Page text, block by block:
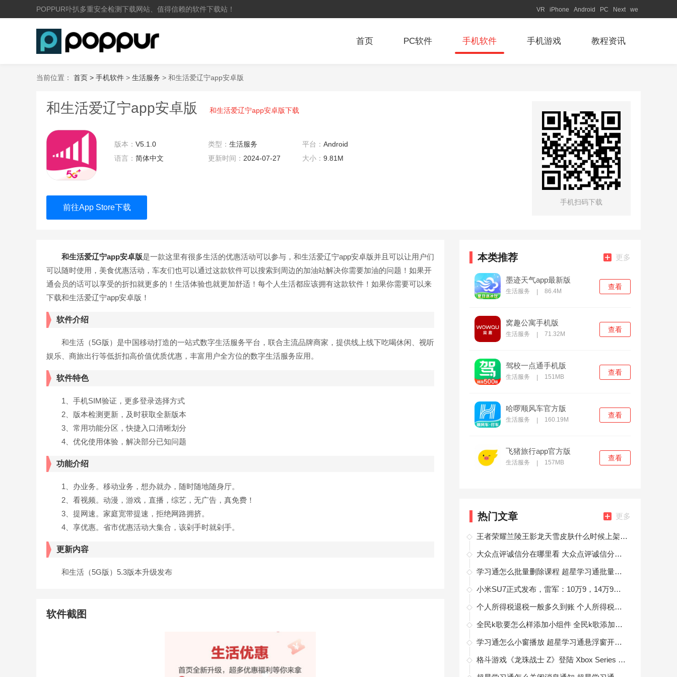
POPPUR卟扒多重安全检测下载网站、值得信赖的软件下载站！ VR iPhone Android PC Next we
首页 PC软件 手机软件 手机游戏 教程资讯
当前位置： 首页 > 手机软件 > 生活服务 > 和生活爱辽宁app安卓版
和生活爱辽宁app安卓版 和生活爱辽宁app安卓版下载
版本： V5.1.0 类型：生活服务 平台： Android
语言： 简体中文 更新时间： 2024-07-27
大小： 9.81M
前往App Store下载
手机扫码下载
和生活爱辽宁app安卓版是一款这里有很多生活的优惠活动可以参与，和生活爱辽宁app安卓版并且可以让用户们
可以随时使用，美食优惠活动，车友们也可以通过这款软件可以搜索到周边的加油站解决你需要加油的问题！如果开
通会员的话可以享受的折扣就更多的！生活体验也就更加舒适！每个人生活都应该拥有这款软件！如果你需要可以来
下载和生活爱辽宁app安卓版！
软件介绍
和生活（5G版）是中国移动打造的一站式数字生活服务平台，联合主流品牌商家，提供线上线下吃喝休闲、视听
娱乐、商旅出行等低折扣高价值优质优惠，丰富用户全方位的数字生活服务应用。
软件特色
1、手机SIM验证，更多登录选择方式
2、版本检测更新，及时获取全新版本
3、常用功能分区，快捷入口清晰划分
4、优化使用体验，解决部分已知问题
功能介绍
1、办业务。移动业务，想办就办，随时随地随身厅。
2、看视频。动漫，游戏，直播，综艺，无广告，真免费！
3、提网速。家庭宽带提速，拒绝网路拥挤。
4、享优惠。省市优惠活动大集合，该剁手时就剁手。
更新内容
和生活（5G版）5.3版本升级发布
软件截图
本类推荐 更多
墨迹天气app最新版
生活服务 86.4M
查看
窝趣公寓手机版
生活服务 71.32M
查看
驾校一点通手机版
生活服务 151MB
查看
哈啰顺风车官方版
生活服务 160.19M
查看
飞猪旅行app官方版
生活服务 157MB
查看
热门文章 更多
王者荣耀兰陵王影龙天雪皮肤什么时候上架 王者荣耀兰陵王影龙天雪皮肤上架时间
大众点评诚信分在哪里看 大众点评诚信分查看方法
学习通怎么批量删除课程 超星学习通批量删除课程方法
小米SU7正式发布，雷军：10万9，14万9是不可能的！
个人所得税退税一般多久到账 个人所得税退税一般多久到账怎么查询
全民k歌要怎么样添加小组件 全民k歌添加小组件方法
学习通怎么小窗播放 超星学习通悬浮窗开启方法
格斗游戏《龙珠战士 Z》登陆 Xbox Series X|S 及 PS5 平台